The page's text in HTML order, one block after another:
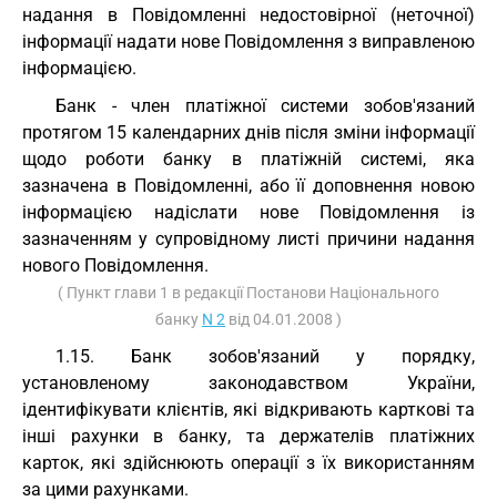
надання в Повідомленні недостовірної (неточної)
інформації надати нове Повідомлення з виправленою
інформацією.
Банк - член платіжної системи зобов'язаний
протягом 15 календарних днів після зміни інформації
щодо роботи банку в платіжній системі, яка
зазначена в Повідомленні, або її доповнення новою
інформацією надіслати нове Повідомлення із
зазначенням у супровідному листі причини надання
нового Повідомлення.
( Пункт глави 1 в редакції Постанови Національного
банку N 2 від 04.01.2008 )
1.15. Банк зобов'язаний у порядку,
установленому законодавством України,
ідентифікувати клієнтів, які відкривають карткові та
інші рахунки в банку, та держателів платіжних
карток, які здійснюють операції з їх використанням
за цими рахунками.